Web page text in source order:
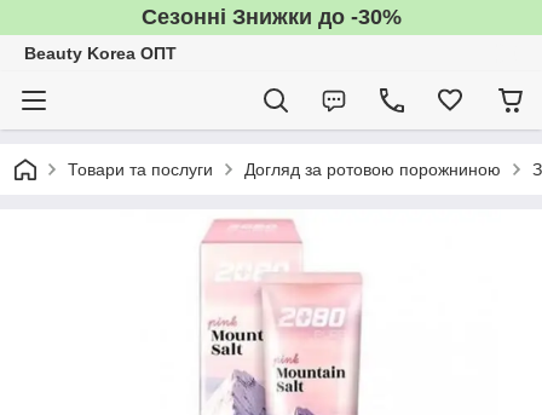
Сезонні Знижки до -30%
Beauty Korea ОПТ
Товари та послуги Догляд за ротовою порожниною